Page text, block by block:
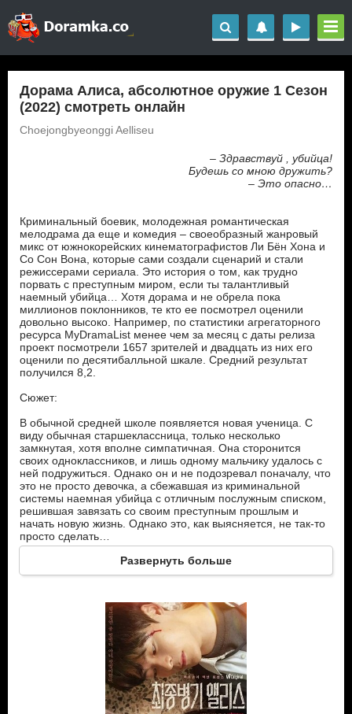
Дорама Алиса, абсолютное оружие 1 Сезон
(2022) смотреть онлайн
Choejongbyeonggi Aelliseu
– Здравствуй , убийца!
Будешь со мною дружить?
– Это опасно…
Криминальный боевик, молодежная романтическая
мелодрама да еще и комедия – своеобразный жанровый
микс от южнокорейских кинематографистов Ли Бён Хона и
Со Сон Вона, которые сами создали сценарий и стали
режиссерами сериала. Это история о том, как трудно
порвать с преступным миром, если ты талантливый
наемный убийца… Хотя дорама и не обрела пока
миллионов поклонников, те кто ее посмотрел оценили
довольно высоко. Например, по статистики агрегаторного
ресурса MyDramaList менее чем за месяц с даты релиза
проект посмотрели 1657 зрителей и двадцать из них его
оценили по десятибалльной шкале. Средний результат
получился 8,2.
Сюжет:
В обычной средней школе появляется новая ученица. С
виду обычная старшеклассница, только несколько
замкнутая, хотя вполне симпатичная. Она сторонится
своих одноклассников, и лишь одному мальчику удалось с
ней подружиться. Однако он и не подозревал поначалу, что
это не просто девочка, а сбежавшая из криминальной
системы наемная убийца с отличным послужным списком,
решившая завязать со своим преступным прошлым и
начать новую жизнь. Однако это, как выясняется, не так-то
просто сделать…
помощь любому, кто нуждается в поддержке. В его
прошлом случилось некое трагическое событие, но оно не
смогло ожесточить его доброе и искреннее сердце. Парень
пользуется любовью и уважением учителей и всех учеников
школы за свой открытый и добрый характер. Единственный,
кто смог подружится с новенькой.
Гё Уль, она же Элис – девочка-подросток со сложной
Развернуть больше